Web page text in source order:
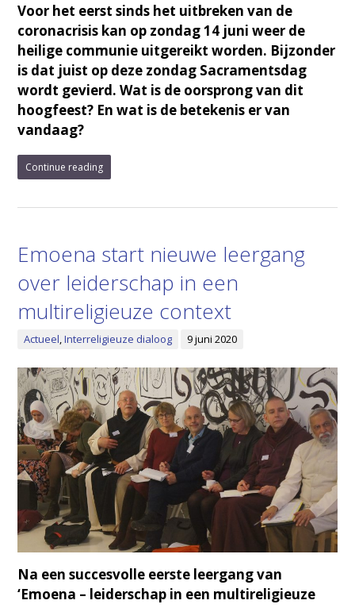
Voor het eerst sinds het uitbreken van de
coronacrisis kan op zondag 14 juni weer de
heilige communie uitgereikt worden. Bijzonder
is dat juist op deze zondag Sacramentsdag
wordt gevierd. Wat is de oorsprong van dit
hoogfeest? En wat is de betekenis er van
vandaag?
Continue reading
Emoena start nieuwe leergang
over leiderschap in een
multireligieuze context
Actueel,Interreligieuze dialoog 9 juni 2020
Na een succesvolle eerste leergang van
‘Emoena – leiderschap in een multireligieuze